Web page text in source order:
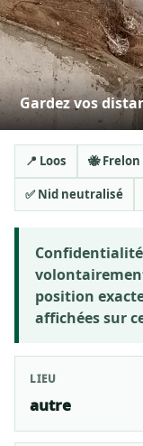
Gardez vos
📍 Loos 🐝
✅ Nid neutralisé
position
affichées sur
LIEU
autre